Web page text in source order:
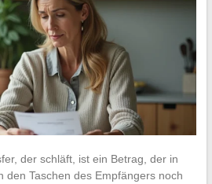
der schläft, ist ein Betrag, der in
den Taschen des Empfängers noch